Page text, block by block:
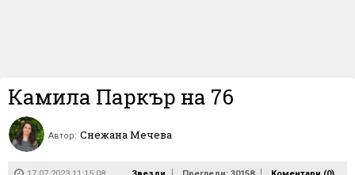
Камила Паркър на 76
Автор: Снежана Мечева